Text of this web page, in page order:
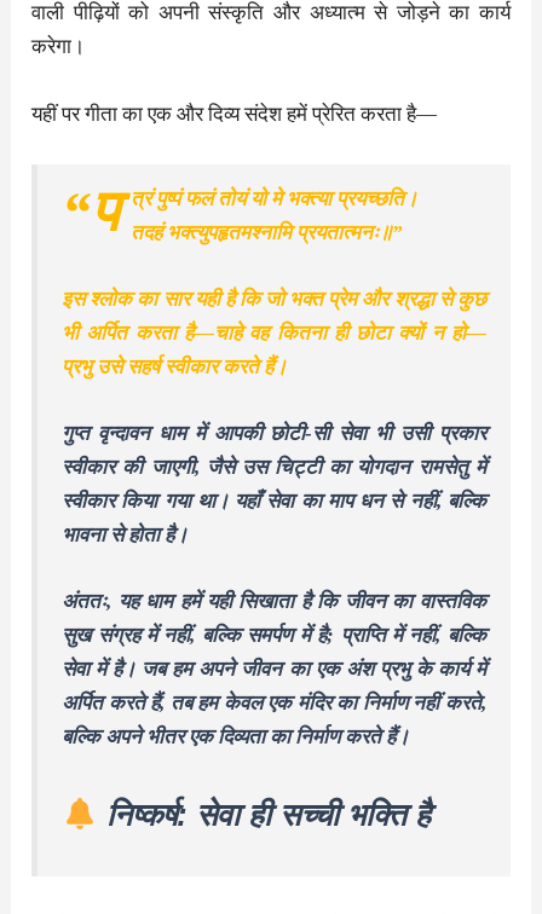
वाली पीढ़ियों को अपनी संस्कृति और अध्यात्म से जोड़ने का कार्य
करेगा।
यहीं पर गीता का एक और दिव्य संदेश हमें प्रेरित करता है—
“प
त्रं पुष्पं फलं तोयं यो मे भक्त्या प्रयच्छति।
तदहं भक्त्युपहृतमश्नामि प्रयतात्मनः॥”
इस श्लोक का सार यही है कि जो भक्त प्रेम और श्रद्धा से कुछ
भी अर्पित करता है—चाहे वह कितना ही छोटा क्यों न हो—
प्रभु उसे सहर्ष स्वीकार करते हैं।
गुप्त वृन्दावन धाम में आपकी छोटी-सी सेवा भी उसी प्रकार
स्वीकार की जाएगी, जैसे उस चिट्टी का योगदान रामसेतु में
स्वीकार किया गया था। यहाँ सेवा का माप धन से नहीं, बल्कि
भावना से होता है।
अंततः, यह धाम हमें यही सिखाता है कि जीवन का वास्तविक
सुख संग्रह में नहीं, बल्कि समर्पण में है; प्राप्ति में नहीं, बल्कि
सेवा में है। जब हम अपने जीवन का एक अंश प्रभु के कार्य में
अर्पित करते हैं, तब हम केवल एक मंदिर का निर्माण नहीं करते,
बल्कि अपने भीतर एक दिव्यता का निर्माण करते हैं।
निष्कर्ष: सेवा ही सच्ची भक्ति है